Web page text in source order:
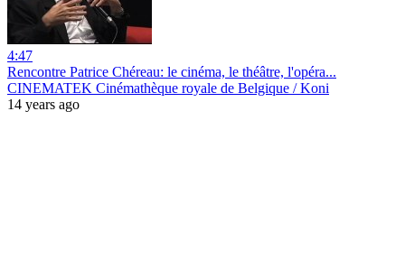
4:47
Rencontre Patrice Chéreau: le cinéma, le théâtre, l'opéra...
CINEMATEK Cinémathèque royale de Belgique / Koni
14 years ago